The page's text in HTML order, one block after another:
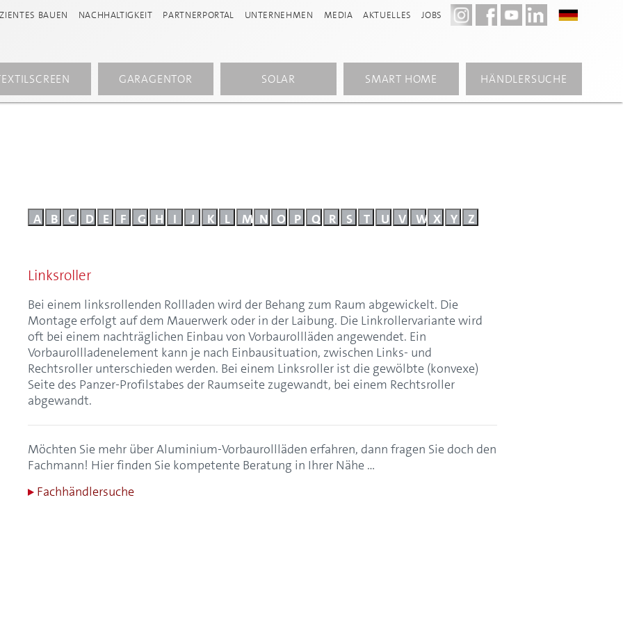
BAUEN NACHHALTIGKEIT PARTNERPORTAL UNTERNEHMEN MEDIA AKTUELLES JOBS
GARAGENTOR SOLAR SMART HOME HÄNDLERSUCHE
A B C D E F G H I J K L M N O P Q R S T U V W X Y Z
Linksroller
Bei einem linksrollenden Rollladen wird der Behang zum Raum abgewickelt. Die
Montage erfolgt auf dem Mauerwerk oder in der Laibung. Die Linkrollervariante wird
oft bei einem nachträglichen Einbau von Vorbaurollläden angewendet. Ein
Vorbaurollladenelement kann je nach Einbausituation, zwischen Links- und
Rechtsroller unterschieden werden. Bei einem Linksroller ist die gewölbte (konvexe)
Seite des Panzer-Profilstabes der Raumseite zugewandt, bei einem Rechtsroller
abgewandt.
Möchten Sie mehr über Aluminium-Vorbaurollläden erfahren, dann fragen Sie doch den
Fachmann! Hier finden Sie kompetente Beratung in Ihrer Nähe …
Fachhändlersuche